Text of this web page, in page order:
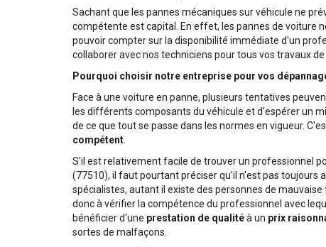
Sachant que les pannes mécaniques sur véhicule ne
compétente est capital. En effet, les pannes de voiture
pouvoir compter sur la disponibilité immédiate d'un
collaborer avec nos techniciens pour tous vos travaux
Pourquoi choisir notre entreprise pour vos
Face à une voiture en panne, plusieurs tentatives
les différents composants du véhicule et d'espérer un
de ce que tout se passe dans les normes en vigueur.
compétent
S'il est relativement facile de trouver un professionnel
(77510), il faut pourtant préciser qu'il n'est pas toujours
spécialistes, autant il existe des personnes de
donc à vérifier la compétence du professionnel avec
bénéficier d'une prestation de qualitéà un prix
sortes de malfaçons.